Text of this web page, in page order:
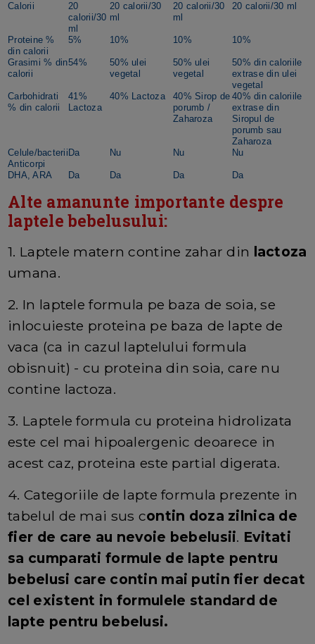
Calorii
20
calorii/30
ml
20 calorii/30
ml
20 calorii/30
ml
20 calorii/30 ml
Proteine %
din calorii
5% 10% 10% 10%
Grasimi % din
calorii
54%
50% ulei
vegetal
50% ulei
vegetal
50% din caloriile
extrase din ulei
vegetal
Carbohidrati
% din calorii
41%
Lactoza
40% Lactoza
40% Sirop de
porumb /
Zaharoza
40% din caloriile
extrase din
Siropul de
porumb sau
Zaharoza
Celule/bacterii
Anticorpi
Da Nu Nu Nu
DHA, ARA Da Da Da Da
Alte amanunte importante despre
laptele bebelusului:
1. Laptele matern contine zahar din lactoza
umana.
2. In laptele formula pe baza de soia, se
inlocuieste proteina pe baza de lapte de
vaca (ca in cazul laptelului formula
obisnuit) - cu proteina din soia, care nu
contine lactoza.
3. Laptele formula cu proteina hidrolizata
este cel mai hipoalergenic deoarece in
acest caz, proteina este partial digerata.
4. Categoriile de lapte formula prezente in
tabelul de mai sus contin doza zilnica de
fier de care au nevoie bebelusii. Evitati
sa cumparati formule de lapte pentru
bebelusi care contin mai putin fier decat
cel existent in formulele standard de
lapte pentru bebelusi.